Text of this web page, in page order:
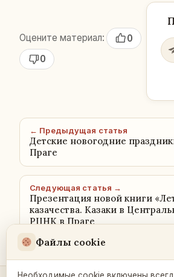
Оцените материал:
0
0
← Предыдущая статья
Детские новогодние
Праге
Следующая статья →
Презентация новой книги
казачества. Казаки в
РЦНК в Праге
Файлы cookie